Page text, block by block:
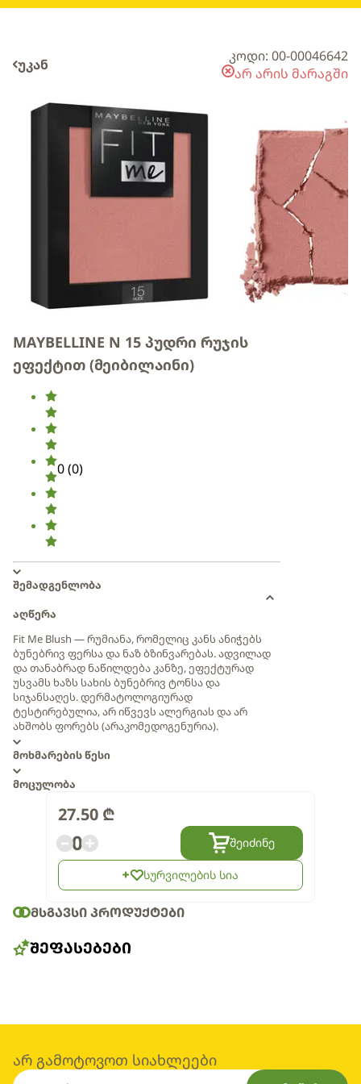
უკან
კოდი: 00-00046642
არ არის მარაგში
MAYBELLINE N 15 პუდრი რუჯის
ეფექტით (მეიბილაინი)
0(0)
შემადგენლობა
აღწერა
Fit Me Blush — რუმიანა, რომელიც კანს ანიჭებს
ბუნებრივ ფერსა და ნაზ ბზინვარებას. ადვილად
და თანაბრად ნაწილდება კანზე, ეფექტურად
უსვამს ხაზს სახის ბუნებრივ ტონსა და
სიჯანსაღეს. დერმატოლოგიურად
ტესტირებულია, არ იწვევს ალერგიას და არ
ახშობს ფორებს (არაკომედოგენურია).
მოხმარების წესი
მოცულობა
27.50 ₾
0 შეიძინე
სურვილების სია
ᲛᲡᲒᲐᲕᲡᲘ ᲞᲠᲝᲓᲣᲥᲢᲔᲑᲘ
ᲨᲔᲤᲐᲡᲔᲑᲔᲑᲘ
არ გამოტოვოთ სიახლეები